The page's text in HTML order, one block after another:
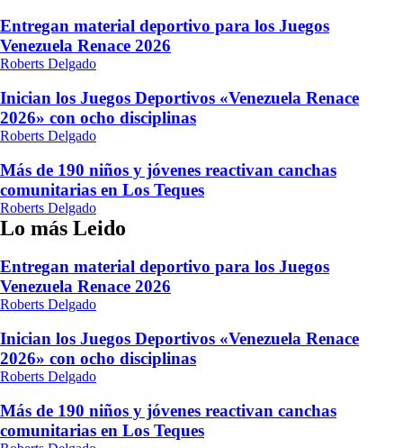
Entregan material deportivo para los Juegos
Venezuela Renace 2026
Roberts Delgado
Inician los Juegos Deportivos «Venezuela Renace
2026» con ocho disciplinas
Roberts Delgado
Más de 190 niños y jóvenes reactivan canchas
comunitarias en Los Teques
Roberts Delgado
Lo más Leido
Entregan material deportivo para los Juegos
Venezuela Renace 2026
Roberts Delgado
Inician los Juegos Deportivos «Venezuela Renace
2026» con ocho disciplinas
Roberts Delgado
Más de 190 niños y jóvenes reactivan canchas
comunitarias en Los Teques